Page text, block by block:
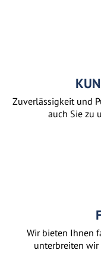
Zuverlässigkeit und
auch Sie zu
Wir bieten Ihnen
unterbreiten